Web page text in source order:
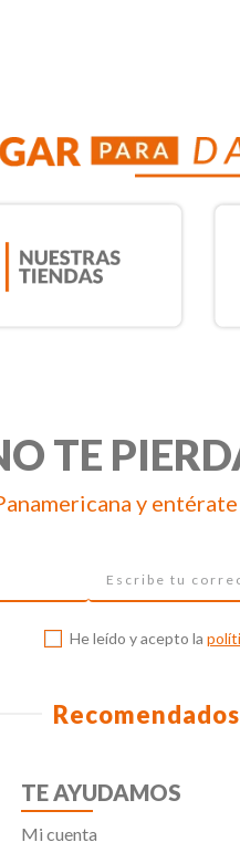
TE
y
He leído y acepto la
TE AYUDAMOS
Mi cuenta